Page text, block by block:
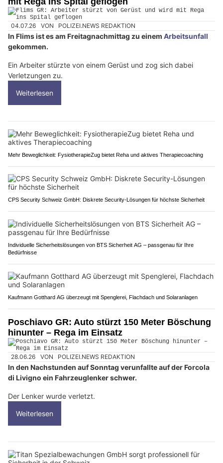
04.07.26 VON POLIZEI.NEWS REDAKTION
In Flims ist es am Freitagnachmittag zu einem Arbeitsunfall
gekommen.
Ein Arbeiter stürzte von einem Gerüst und zog sich dabei
Verletzungen zu.
Weiterlesen
Mehr Beweglichkeit: FysiotherapieZug bietet Reha und aktives Therapiecoaching
CPS Security Schweiz GmbH: Diskrete Security-Lösungen für höchste Sicherheit
Individuelle Sicherheitslösungen von BTS Sicherheit AG – passgenau für Ihre
Bedürfnisse
Kaufmann Gotthard AG überzeugt mit Spenglerei, Flachdach und Solaranlagen
Poschiavo GR: Auto stürzt 150 Meter Böschung
hinunter – Rega im Einsatz
28.06.26 VON POLIZEI.NEWS REDAKTION
In den Nachstunden auf Sonntag verunfallte auf der Forcola
di Livigno ein Fahrzeuglenker schwer.
Der Lenker wurde verletzt.
Weiterlesen